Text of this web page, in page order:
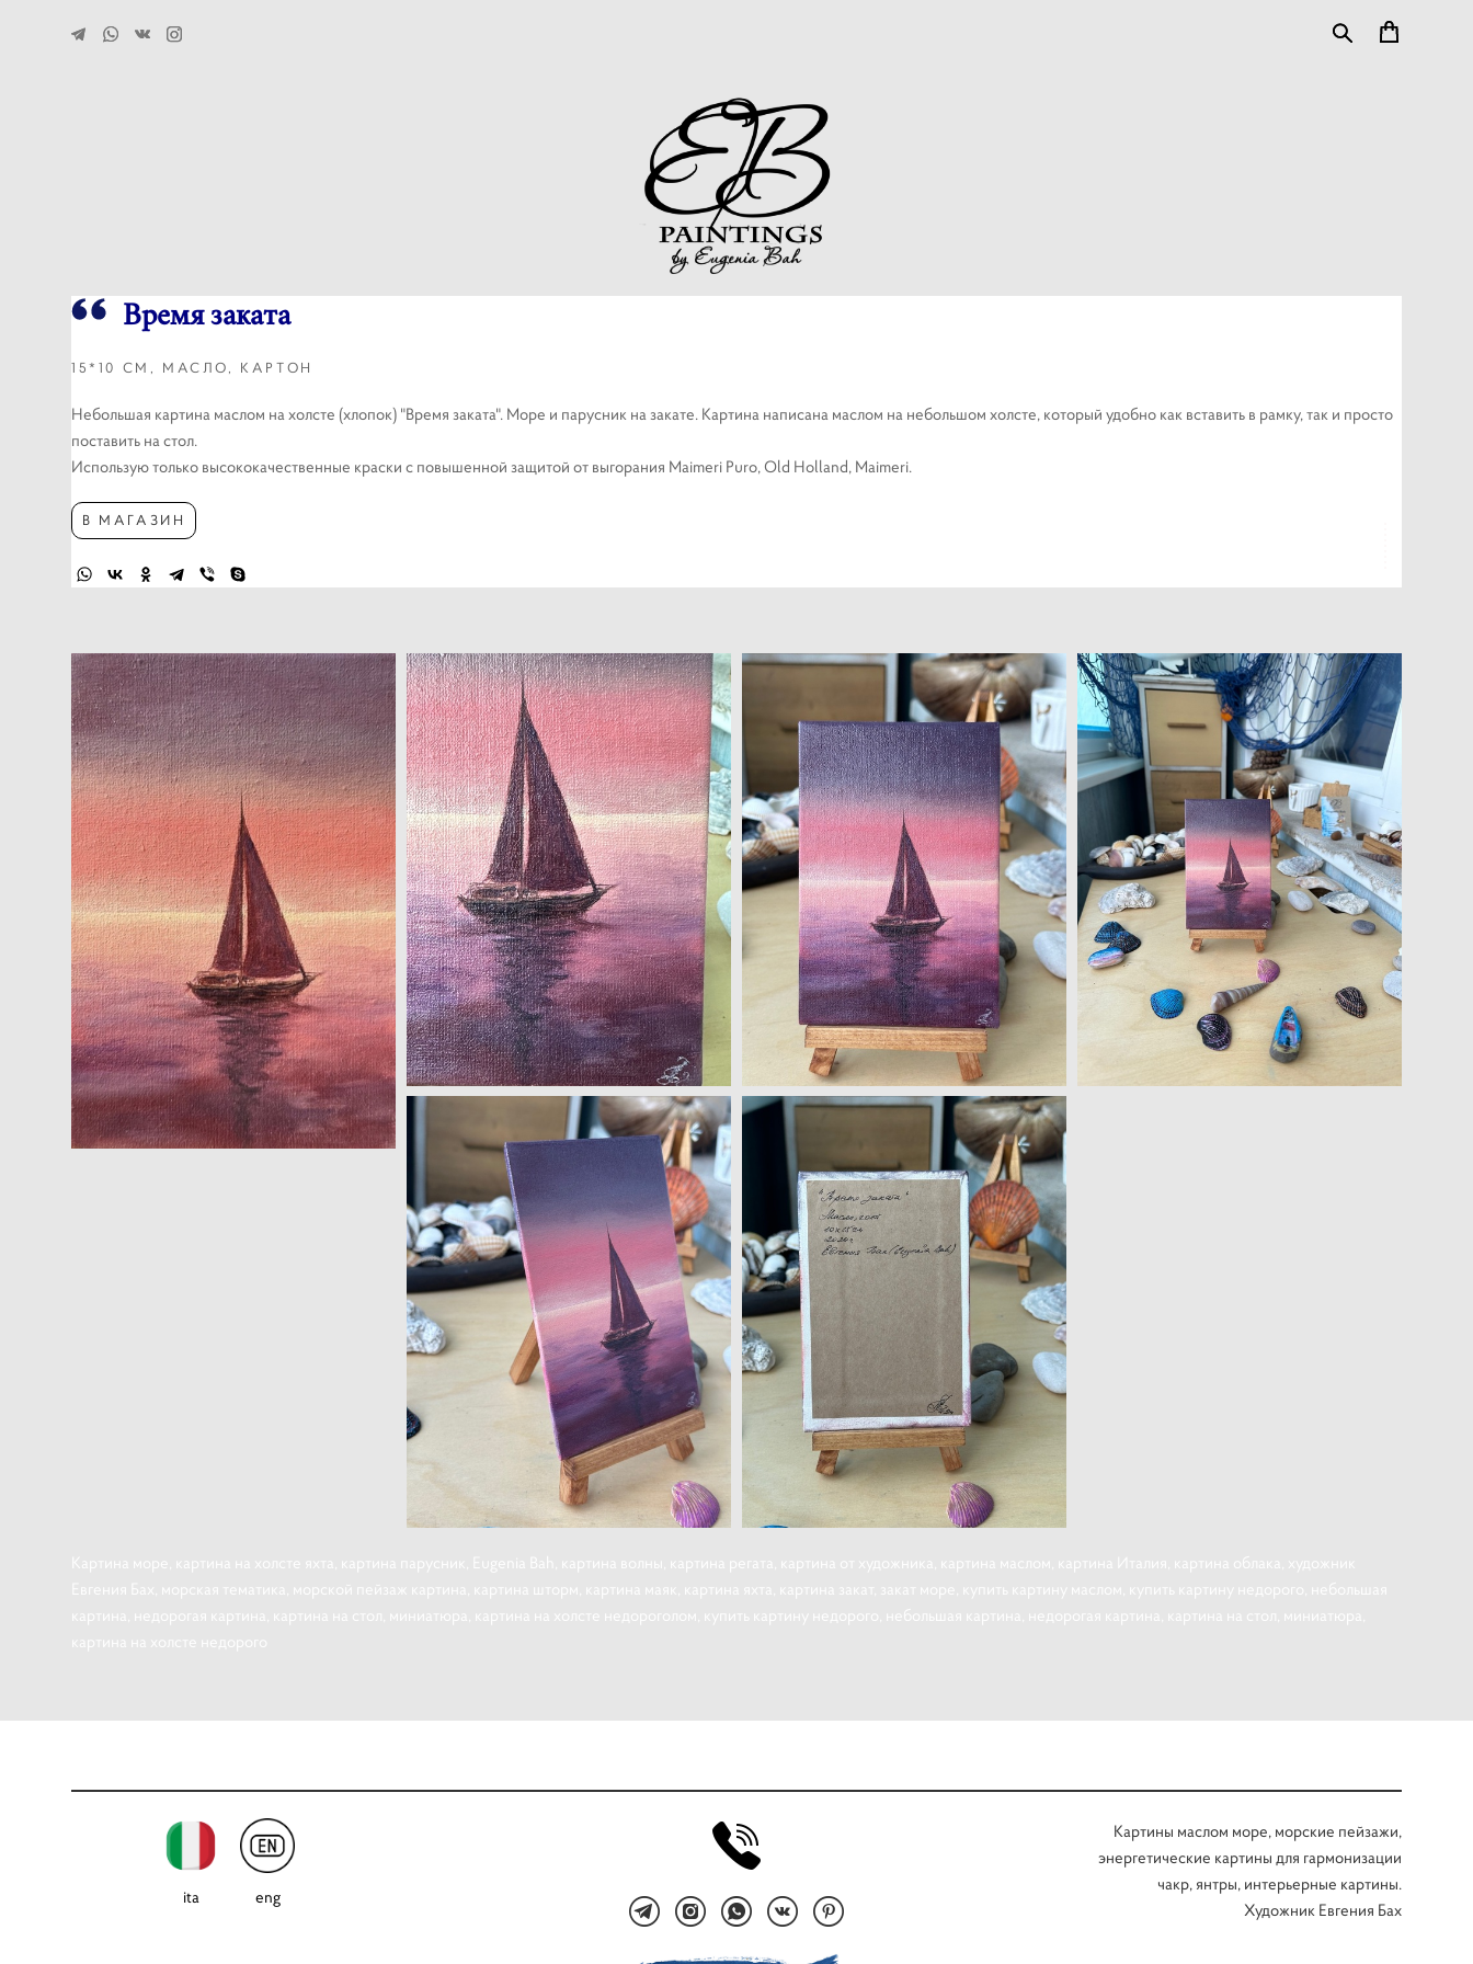
Время заката
15*10 СМ, МАСЛО, КАРТОН
Небольшая картина маслом на холсте (хлопок) "Время заката". Море и парусник на закате. Картина написана маслом на небольшом холсте, который удобно как вставить в рамку, так и просто
поставить на стол.
Использую только высококачественные краски с повышенной защитой от выгорания Maimeri Puro, Old Holland, Maimeri.
В МАГАЗИН
Картина море, картина на холсте яхта, картина парусник, Eugenia Вah, картина волны, картина регата, картина от художника, картина маслом, картина Италия, картина облака, художник
Евгения Бах, морская тематика, морской пейзаж картина, картина шторм, картина маяк, картина яхта, картина закат, закат море, купить картину маслом, купить картину недорого, небольшая
картина, недорогая картина, картина на стол, миниатюра, картина на холсте недороголом, купить картину недорого, небольшая картина, недорогая картина, картина на стол, миниатюра,
картина на холсте недорого
ita eng
Картины маслом море, морские пейзажи,
энергетические картины для гармонизации
чакр, янтры, интерьерные картины.
Художник Евгения Бах